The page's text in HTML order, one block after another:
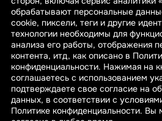
Сб-Вс: выходной
Принимаем к оплате
© 2026 sarafanovo.com - Интернет-
специализируется на производстве,
обрабатывают персональные
cookie, пиксели, теги и другие
технологии необходимы для
анализа его работы, отображения
контента, итд, как описано в
конфиденциальности. Нажимая на
соглашаетесь с использованием
подтверждаете свое согласие на
данных, в соответствии с
Политике конфиденциальности. Вы